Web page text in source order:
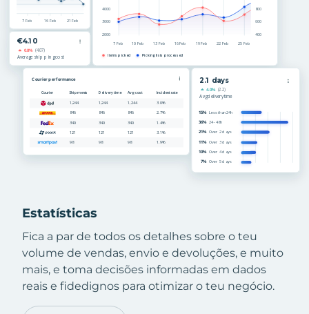
Estatísticas
Fica a par de todos os detalhes sobre o teu
volume de vendas, envio e devoluções, e muito
mais, e toma decisões informadas em dados
reais e fidedignos para otimizar o teu negócio.